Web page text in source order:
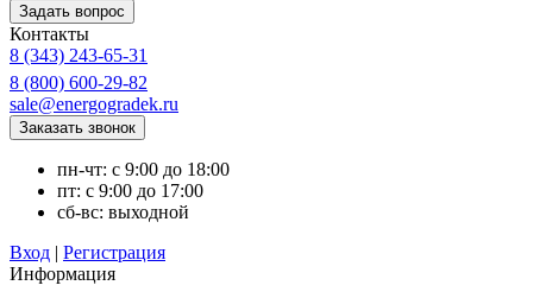
Контакты
8 (343) 243-65-31
8 (800) 600-29-82
sale@energogradek.ru
пн-чт: с 9:00 до 18:00
пт: с 9:00 до 17:00
сб-вс: выходной
Вход | Регистрация
Информация